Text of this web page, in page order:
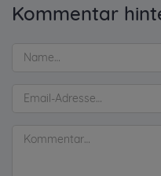
Kommentar